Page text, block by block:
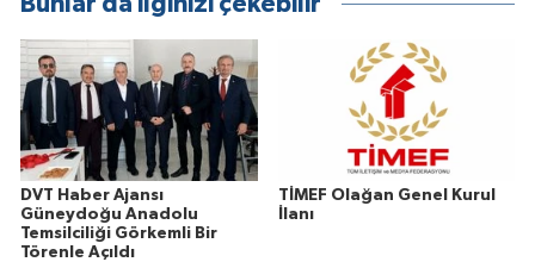
DVT Haber Ajansı
Güneydoğu Anadolu
Temsilciliği Görkemli Bir
Törenle Açıldı
TİMEF Olağan Genel Kurul
İlanı